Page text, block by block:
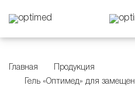
Главная
Продукция
Гель «Оптимед» для